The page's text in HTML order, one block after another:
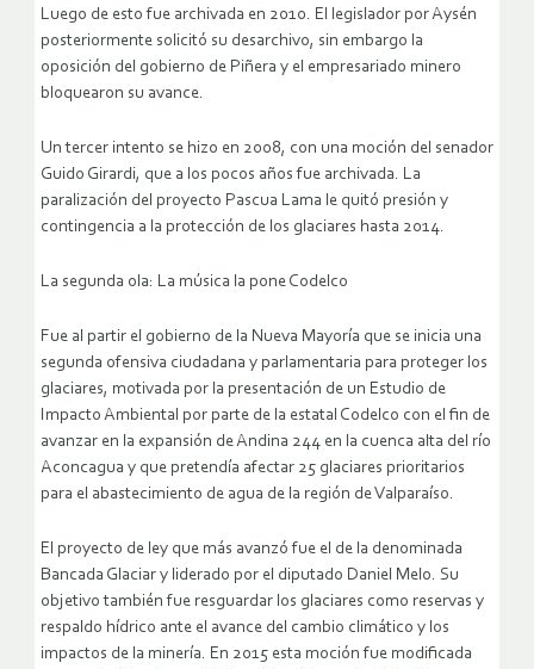
Luego de esto fue archivada en 2010. El legislador por Aysén
posteriormente solicitó su desarchivo, sin embargo la
oposición del gobierno de Piñera y el empresariado minero
bloquearon su avance.
Un tercer intento se hizo en 2008, con una moción del senador
Guido Girardi, que a los pocos años fue archivada. La
paralización del proyecto Pascua Lama le quitó presión y
contingencia a la protección de los glaciares hasta 2014.
La segunda ola: La música la pone Codelco
Fue al partir el gobierno de la Nueva Mayoría que se inicia una
segunda ofensiva ciudadana y parlamentaria para proteger los
glaciares, motivada por la presentación de un Estudio de
Impacto Ambiental por parte de la estatal Codelco con el fin de
avanzar en la expansión de Andina 244 en la cuenca alta del río
Aconcagua y que pretendía afectar 25 glaciares prioritarios
para el abastecimiento de agua de la región de Valparaíso.
El proyecto de ley que más avanzó fue el de la denominada
Bancada Glaciar y liderado por el diputado Daniel Melo. Su
objetivo también fue resguardar los glaciares como reservas y
respaldo hídrico ante el avance del cambio climático y los
impactos de la minería. En 2015 esta moción fue modificada